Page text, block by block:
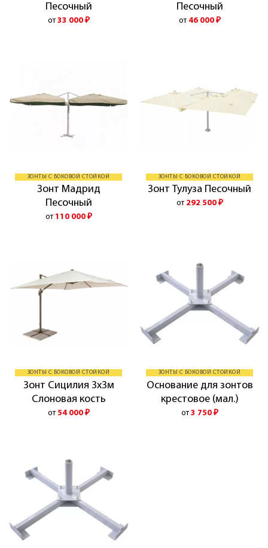
Песочный
от 33 000 ₽
Песочный
от 46 000 ₽
ЗОНТЫ С БОКОВОЙ СТОЙКОЙ
Зонт Мадрид
Песочный
от 110 000 ₽
ЗОНТЫ С БОКОВОЙ СТОЙКОЙ
Зонт Тулуза Песочный
от 292 500 ₽
ЗОНТЫ С БОКОВОЙ СТОЙКОЙ
Зонт Сицилия 3х3м
Слоновая кость
от 54 000 ₽
ЗОНТЫ С БОКОВОЙ СТОЙКОЙ
Основание для зонтов
крестовое (мал.)
от 3 750 ₽